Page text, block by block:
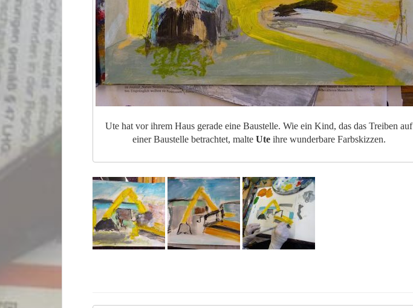
Ute hat vor ihrem Haus gerade eine Baustelle. Wie ein Kind, das das Treiben auf
einer Baustelle betrachtet, malte Uteihre wunderbare Farbskizzen.